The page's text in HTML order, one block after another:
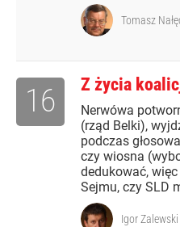
Tomasz
Z życia
Nerwówa
(rząd Belki),
podczas
czy wiosna
dedukować,
Sejmu, czy SLD
16
Igor Zalewski